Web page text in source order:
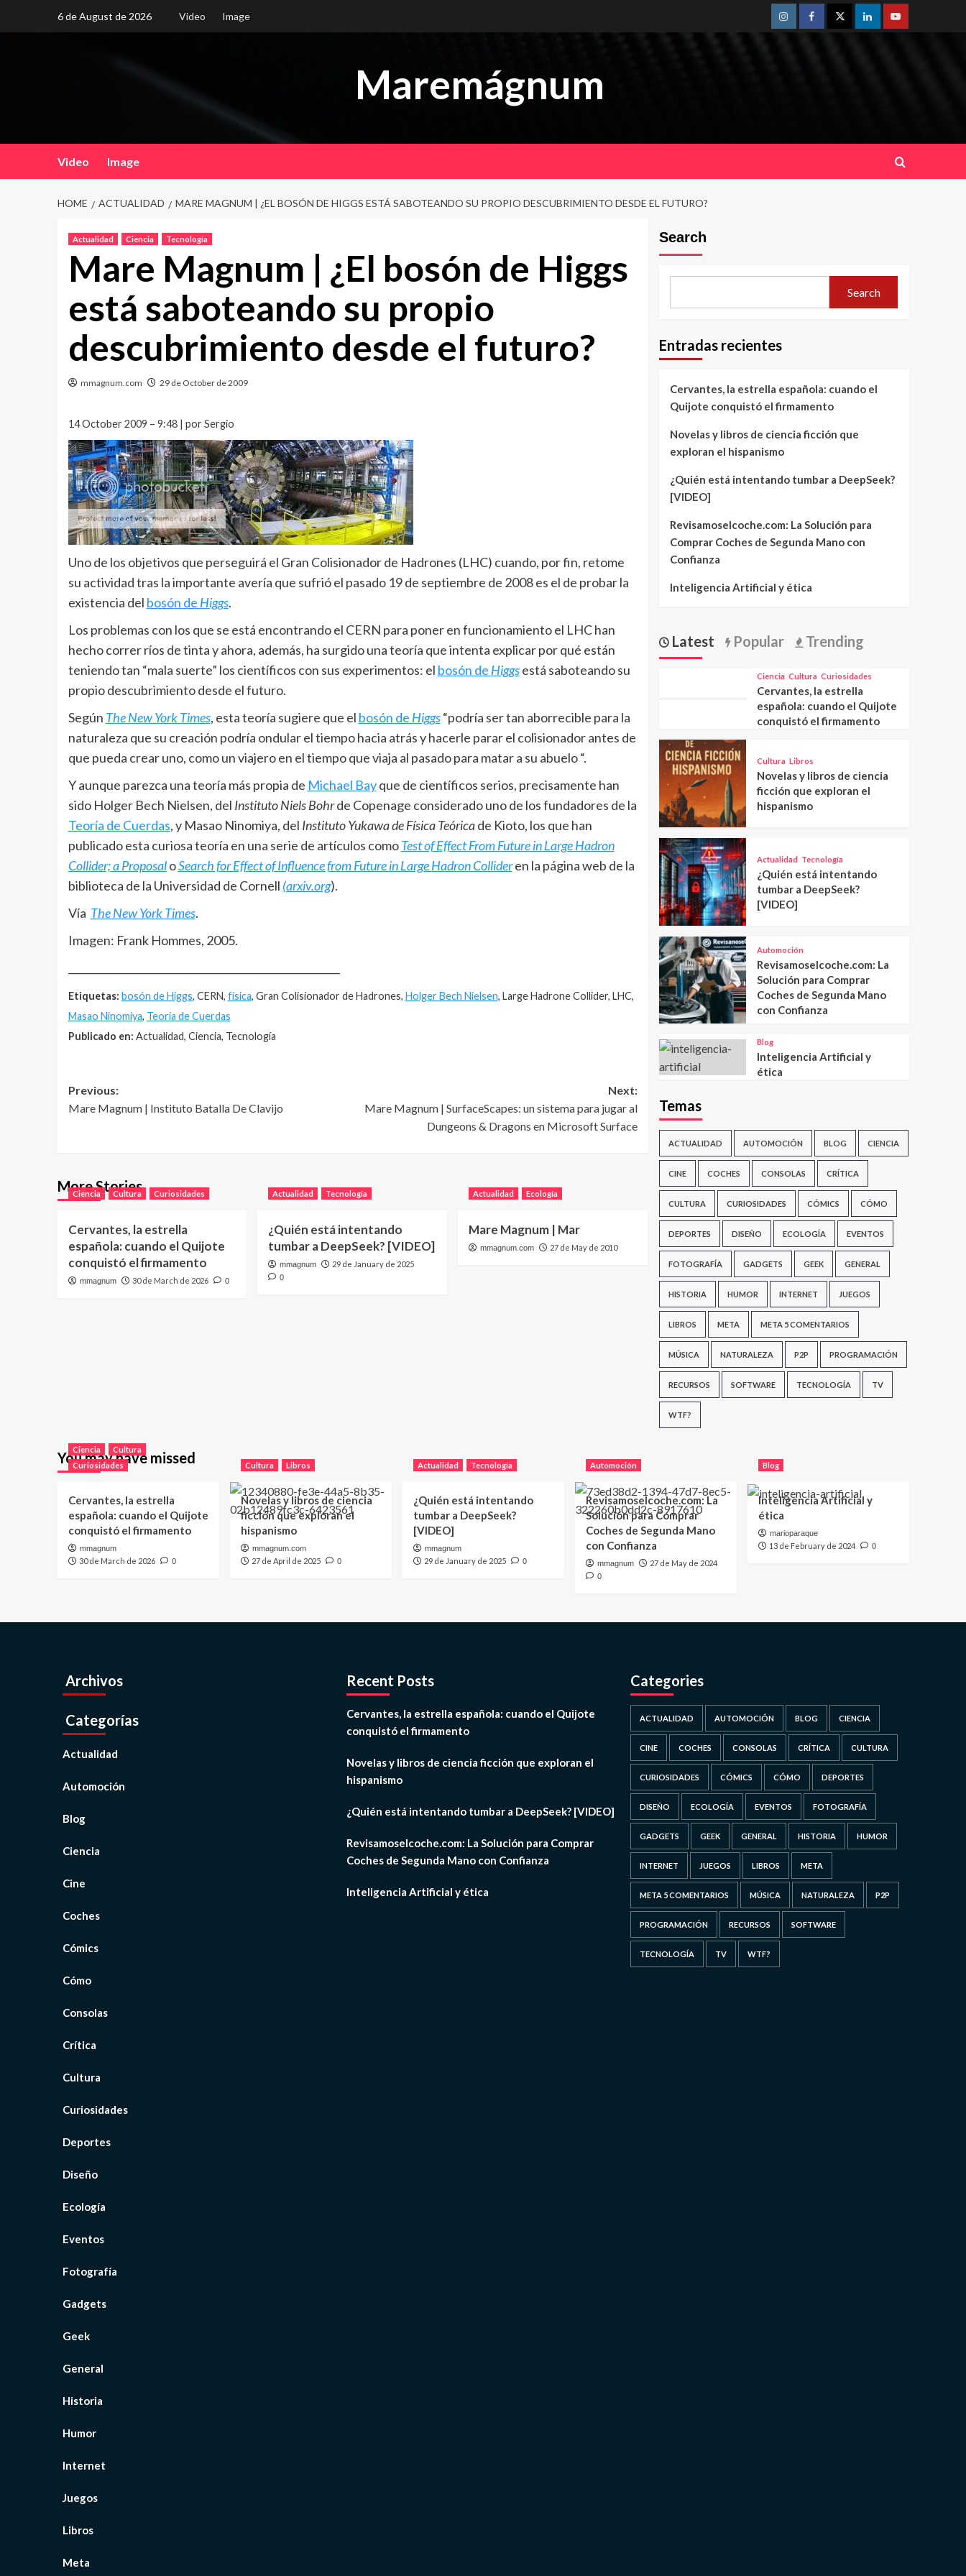
6 de August de 2026 Video Image
InstagramFacebookTwitterLinkedinYoutube
Maremágnum
Video Image
HOME ACTUALIDAD MARE MAGNUM | ¿EL BOSÓN DE HIGGS ESTÁ SABOTEANDO SU PROPIO DESCUBRIMIENTO DESDE EL FUTURO?
Actualidad Ciencia Tecnología
Mare Magnum | ¿El bosón de Higgs
está saboteando su propio
descubrimiento desde el futuro?
mmagnum.com 29 de October de 2009
14 October 2009 – 9:48 | por Sergio
Uno de los objetivos que perseguirá el Gran Colisionador de Hadrones (LHC) cuando, por fin, retome
su actividad tras la importante avería que sufrió el pasado 19 de septiembre de 2008 es el de probar la
existencia del bosón de Higgs.
Los problemas con los que se está encontrando el CERN para poner en funcionamiento el LHC han
hecho correr ríos de tinta y ahora, además, ha surgido una teoría que intenta explicar por qué están
teniendo tan “mala suerte” los científicos con sus experimentos: el bosón de Higgsestá saboteando su
propio descubrimiento desde el futuro.
Según The New York Times, esta teoría sugiere que el bosón de Higgs“podría ser tan aborrecible para la
naturaleza que su creación podría ondular el tiempo hacia atrás y hacerle parar el colisionador antes de
que pueda crear uno, como un viajero en el tiempo que viaja al pasado para matar a su abuelo “.
Y aunque parezca una teoría más propia de Michael Bayque de científicos serios, precisamente han
sido Holger Bech Nielsen, del Instituto Niels Bohrde Copenage considerado uno de los fundadores de la
Teoría de Cuerdas, y Masao Ninomiya, del Instituto Yukawa de Física Teóricade Kioto, los que han
publicado esta curiosa teoría en una serie de artículos comoTest of Effect From Future in Large Hadron
Collider; a ProposaloSearch for Effect of Influence from Future in Large Hadron Collideren la página web de la
biblioteca de la Universidad de Cornell (arxiv.org).
Vía The New York Times.
Imagen: Frank Hommes, 2005.
Etiquetas: bosón de Higgs, CERN, física, Gran Colisionador de Hadrones, Holger Bech Nielsen, Large Hadrone Collider, LHC,
Masao Ninomiya, Teoría de Cuerdas
Publicado en: Actualidad, Ciencia, Tecnología
Post
navigation
Previous:
Mare Magnum | Instituto Batalla De Clavijo
Next:
Mare Magnum | SurfaceScapes: un sistema para jugar al
Dungeons & Dragons en Microsoft Surface
More Stories
Ciencia Cultura Curiosidades
Cervantes, la estrella
española: cuando el Quijote
conquistó el firmamento
mmagnum 30 de March de 2026 0
Actualidad Tecnología
¿Quién está intentando
tumbar a DeepSeek? [VIDEO]
mmagnum 29 de January de 2025
0
Actualidad Ecología
Mare Magnum | Mar
mmagnum.com 27 de May de 2010
Search
Search
Entradas recientes
Cervantes, la estrella española: cuando el
Quijote conquistó el firmamento
Novelas y libros de ciencia ficción que
exploran el hispanismo
¿Quién está intentando tumbar a DeepSeek?
[VIDEO]
Revisamoselcoche.com: La Solución para
Comprar Coches de Segunda Mano con
Confianza
Inteligencia Artificial y ética
Latest Popular Trending
Ciencia Cultura Curiosidades
Cervantes, la estrella
española: cuando el Quijote
conquistó el firmamento
Cultura Libros
Novelas y libros de ciencia
ficción que exploran el
hispanismo
Actualidad Tecnología
¿Quién está intentando
tumbar a DeepSeek?
[VIDEO]
Automoción
Revisamoselcoche.com: La
Solución para Comprar
Coches de Segunda Mano
con Confianza
Blog
Inteligencia Artificial y
ética
Temas
ACTUALIDAD AUTOMOCIÓN BLOG CIENCIA
CINE COCHES CONSOLAS CRÍTICA
CULTURA CURIOSIDADES CÓMICS CÓMO
DEPORTES DISEÑO ECOLOGÍA EVENTOS
FOTOGRAFÍA GADGETS GEEK GENERAL
HISTORIA HUMOR INTERNET JUEGOS
LIBROS META META 5 COMENTARIOS
MÚSICA NATURALEZA P2P PROGRAMACIÓN
RECURSOS SOFTWARE TECNOLOGÍA TV
WTF?
You may have missed
Ciencia
Cultura
Curiosidades
Cervantes, la estrella
española: cuando el Quijote
conquistó el firmamento
mmagnum
30 de March de 2026 0
Cultura Libros
Novelas y libros de ciencia
ficción que exploran el
hispanismo
mmagnum.com
27 de April de 2025 0
Actualidad Tecnología
¿Quién está intentando
tumbar a DeepSeek?
[VIDEO]
mmagnum
29 de January de 2025 0
Automoción
Revisamoselcoche.com: La
Solución para Comprar
Coches de Segunda Mano
con Confianza
mmagnum 27 de May de 2024
0
Blog
Inteligencia Artificial y
ética
marioparaque
13 de February de 2024 0
Archivos
Categorías
Actualidad
Automoción
Blog
Ciencia
Cine
Coches
Cómics
Cómo
Consolas
Crítica
Cultura
Curiosidades
Deportes
Diseño
Ecología
Eventos
Fotografía
Gadgets
Geek
General
Historia
Humor
Internet
Juegos
Libros
Meta
Recent Posts
Cervantes, la estrella española: cuando el Quijote
conquistó el firmamento
Novelas y libros de ciencia ficción que exploran el
hispanismo
¿Quién está intentando tumbar a DeepSeek? [VIDEO]
Revisamoselcoche.com: La Solución para Comprar
Coches de Segunda Mano con Confianza
Inteligencia Artificial y ética
Categories
ACTUALIDAD AUTOMOCIÓN BLOG CIENCIA
CINE COCHES CONSOLAS CRÍTICA CULTURA
CURIOSIDADES CÓMICS CÓMO DEPORTES
DISEÑO ECOLOGÍA EVENTOS FOTOGRAFÍA
GADGETS GEEK GENERAL HISTORIA HUMOR
INTERNET JUEGOS LIBROS META
META 5 COMENTARIOS MÚSICA NATURALEZA P2P
PROGRAMACIÓN RECURSOS SOFTWARE
TECNOLOGÍA TV WTF?